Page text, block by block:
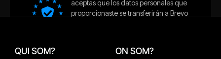
QUI SOM? ON SOM?